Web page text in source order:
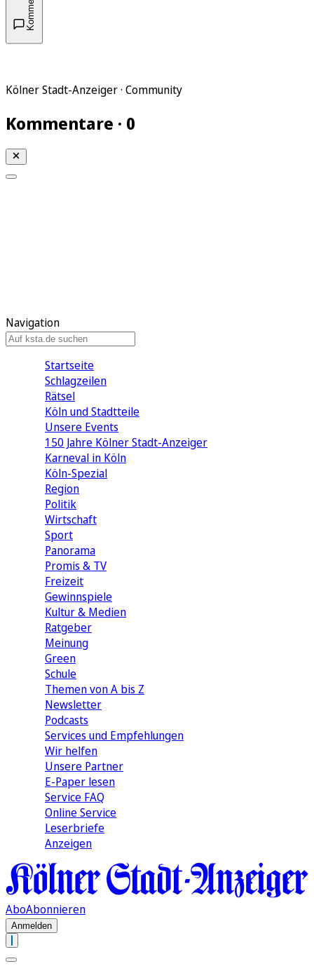
Kölner Stadt-Anzeiger · Community
Kommentare · 0
Navigation
Startseite
Schlagzeilen
Rätsel
Köln und Stadtteile
Unsere Events
150 Jahre Kölner Stadt-Anzeiger
Karneval in Köln
Köln-Spezial
Region
Politik
Wirtschaft
Sport
Panorama
Promis & TV
Freizeit
Gewinnspiele
Kultur & Medien
Ratgeber
Meinung
Green
Schule
Themen von A bis Z
Newsletter
Podcasts
Services und Empfehlungen
Wir helfen
Unsere Partner
E-Paper lesen
Service FAQ
Online Service
Leserbriefe
Anzeigen
AboAbonnieren
Anmelden